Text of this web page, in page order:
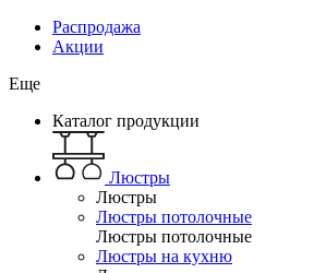
Распродажа
Акции
Еще
Каталог продукции
Люстры
Люстры
Люстры потолочные
Люстры потолочные
Люстры на кухню